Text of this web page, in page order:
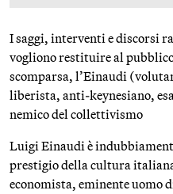
I saggi, interventi e discorsi
vogliono restituire al
scomparsa, l’Einaudi
liberista, anti-keynesiano,
nemico del collettivismo
Luigi Einaudi è
prestigio della cultura
economista, eminente uomo